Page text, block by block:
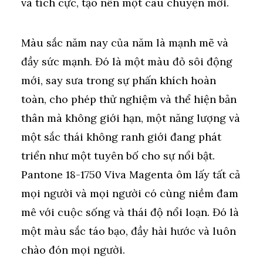
Màu sắc năm nay của năm là mạnh mẽ và
đầy sức mạnh. Đó là một màu đỏ sôi động
mới, say sưa trong sự phấn khích hoàn
toàn, cho phép thử nghiệm và thể hiện bản
thân mà không giới hạn, một năng lượng và
một sắc thái không ranh giới đang phát
triển như một tuyên bố cho sự nổi bật.
Pantone 18-1750 Viva Magenta ôm lấy tất cả
mọi người và mọi người có cùng niềm đam
mê với cuộc sống và thái độ nổi loạn. Đó là
một màu sắc táo bạo, đầy hài hước và luôn
chào đón mọi người.